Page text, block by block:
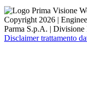
Copyright 2026 |
Parma S.p.A. |
Disclaimer trattamento